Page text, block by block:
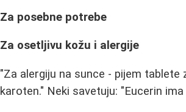
Za posebne potrebe
Za osetljivu kožu i alergije
"Za alergiju na sunce - pijem
karoten." Neki savetuju: "Eucerin